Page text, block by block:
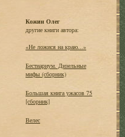
Кожин Олег
другие книги автора:
«Не ложися на краю...»
Бестиариум. Дизельные
мифы (сборник)
Большая книга ужасов 75
[сборник]
Велес